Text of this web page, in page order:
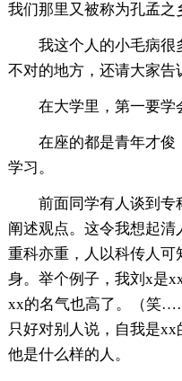
我们那里又被称为孔孟之
我这个人的小毛病很
不对的地方，还请大家告
在大学里，第一要学
在座的都是青年才俊
学习。
前面同学有人谈到专
阐述观点。这令我想起清
重科亦重，人以科传人可
身。举个例子，我刘x是
xx的名气也高了。（笑
只好对别人说，自我是
他是什么样的人。